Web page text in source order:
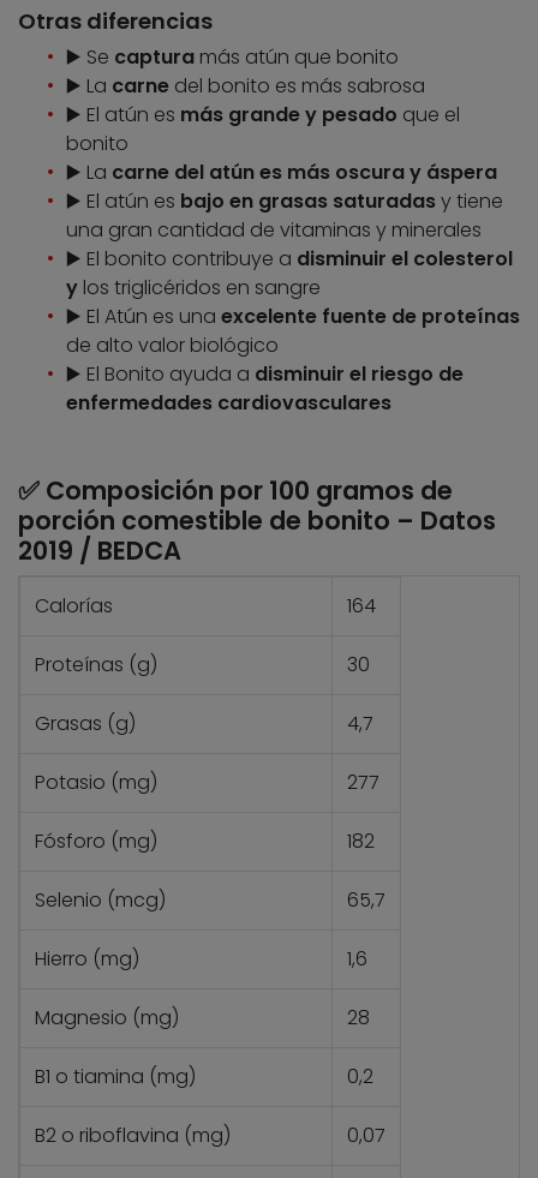
Otras diferencias
▶️ Se captura más atún que bonito
▶️ La carne del bonito es más sabrosa
▶️ El atún es más grande y pesado que el
bonito
▶️ La carne del atún es más oscura y áspera
▶️ El atún es bajo en grasas saturadasy tiene
una gran cantidad de vitaminas y minerales
▶️ El bonito contribuye a disminuir el colesterol
y los triglicéridos en sangre
▶️ El Atún es una excelente fuente de proteínas
de alto valor biológico
▶️ El Bonito ayuda a disminuir el riesgo de
enfermedades cardiovasculares
✅ Composición por 100 gramos de
porción comestible de bonito – Datos
2019 / BEDCA
Calorías 164
Proteínas (g) 30
Grasas (g) 4,7
Potasio (mg) 277
Fósforo (mg) 182
Selenio (mcg) 65,7
Hierro (mg) 1,6
Magnesio (mg) 28
B1 o tiamina (mg) 0,2
B2 o riboflavina (mg) 0,07